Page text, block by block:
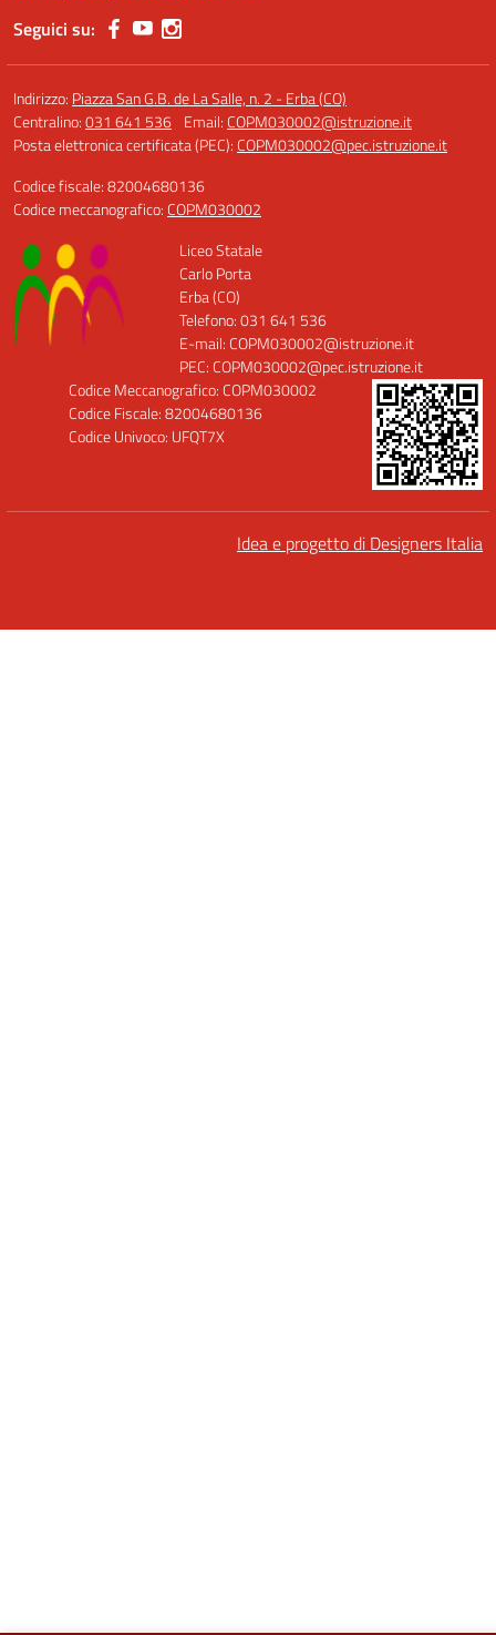
Seguici su:
Indirizzo: Piazza San G.B. de La Salle, n. 2 - Erba (CO)
Centralino:031 641 536 Email: COPM030002@istruzione.it
Posta elettronica certificata (PEC): COPM030002@pec.istruzione.it
Codice fiscale: 82004680136
Codice meccanografico: COPM030002
Liceo Statale
Carlo Porta
Erba (CO)
Telefono: 031 641 536
E-mail: COPM030002@istruzione.it
PEC: COPM030002@pec.istruzione.it
Codice Meccanografico: COPM030002
Codice Fiscale: 82004680136
Codice Univoco: UFQT7X
Idea e progetto di Designers Italia